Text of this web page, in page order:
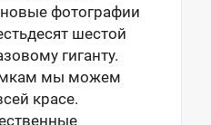
фотографии
шестой
гиганту.
мы можем
красе.